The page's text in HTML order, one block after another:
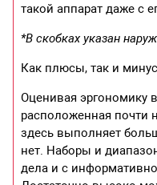
такой аппарат даже с
*В скобках указан
Как плюсы, так и
Оценивая эргономику
расположенная почти
здесь выполняет
нет. Наборы и
дела и с